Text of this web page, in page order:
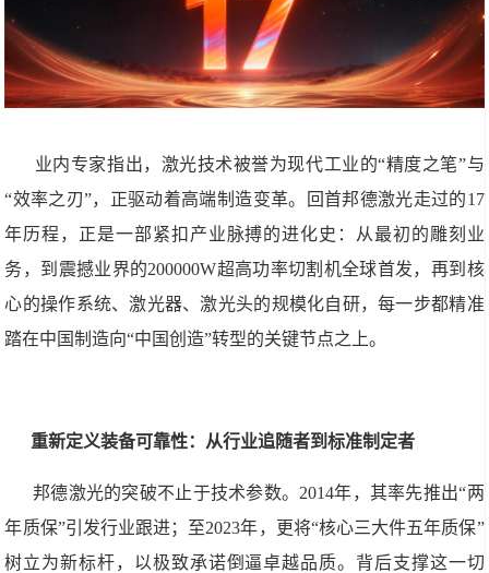
业内专家指出，激光技术被誉为现代工业的“精度之笔”与
“效率之刃”，正驱动着高端制造变革。回首邦德激光走过的17
年历程，正是一部紧扣产业脉搏的进化史：从最初的雕刻业
务，到震撼业界的200000W超高功率切割机全球首发，再到核
心的操作系统、激光器、激光头的规模化自研，每一步都精准
踏在中国制造向“中国创造”转型的关键节点之上。
重新定义装备可靠性：从行业追随者到标准制定者
邦德激光的突破不止于技术参数。2014年，其率先推出“两
年质保”引发行业跟进；至2023年，更将“核心三大件五年质保”
树立为新标杆，以极致承诺倒逼卓越品质。背后支撑这一切